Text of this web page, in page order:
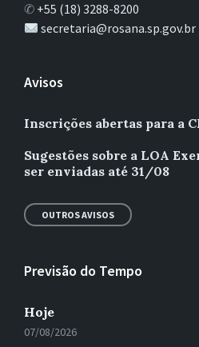
✆ +55 (18) 3288-8200
secretaria@rosana.sp.gov.br
Avisos
Inscrições abertas para a
Sugestões sobre a LOA
ser enviadas até 31/08
OUTROS AVISOS
Previsão do Tempo
Hoje
07/08/2026